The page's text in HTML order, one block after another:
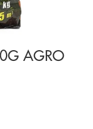
AGRO